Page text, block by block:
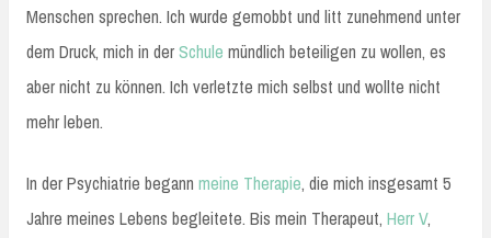
Menschen sprechen. Ich wurde gemobbt und litt zunehmend unter
dem Druck, mich in derSchule mündlich beteiligen zu wollen, es
aber nicht zu können. Ich verletzte mich selbst und wollte nicht
mehr leben.
In der Psychiatrie begann meine Therapie, die mich insgesamt 5
Jahre meines Lebens begleitete. Bis mein Therapeut, Herr V,